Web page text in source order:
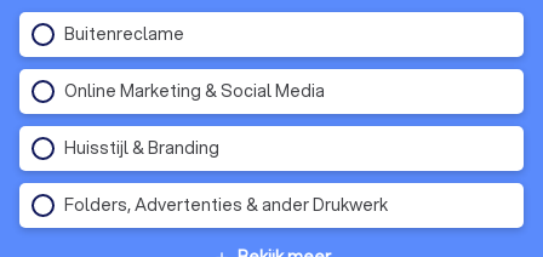
Buitenreclame
Online Marketing & Social Media
Huisstijl & Branding
Folders, Advertenties & ander Drukwerk